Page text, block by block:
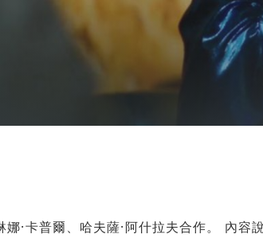
·卡普爾、哈夫薩·阿什拉夫合作。 內